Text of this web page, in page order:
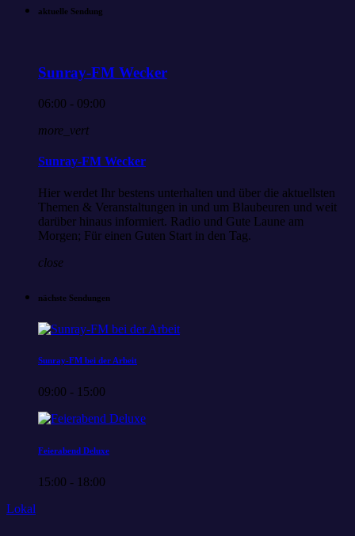
aktuelle Sendung
Sunray-FM Wecker
06:00 - 09:00
more_vert
Sunray-FM Wecker
Hier werdet Ihr bestens unterhalten und über die aktuellsten
Themen & Veranstaltungen in und um Blaubeuren und weit
darüber hinaus informiert. Radio und Gute Laune am
Morgen; Für einen Guten Start in den Tag.
close
nächste Sendungen
Sunray-FM bei der Arbeit
09:00 - 15:00
Feierabend Deluxe
15:00 - 18:00
Lokal